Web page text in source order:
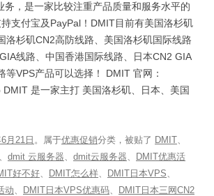
务，是一家比较注重产品质量和服务水平的
支付宝及PayPal！DMIT目前有美国洛杉矶
洛杉矶CN2高防线路、美国洛杉矶国际线路
线路、中国香港国际线路、日本CN2 GIA
等VPS产品可以选择！ DMIT 官网：
是一家主打 美国洛杉矶、日本、美国
月21日 。属于优惠促销分类，被贴了 DMIT、
、 dmit 云服务器、 dmit云服务器、
DMIT优惠活
好不好、 DMIT怎么样、 DMIT日本VPS、
动、 DMIT日本VPS优惠码、
DMIT日本三网CN2